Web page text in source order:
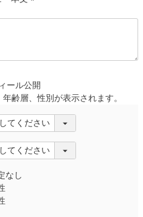
ール公開
齢層、性別が表示されます。
なし